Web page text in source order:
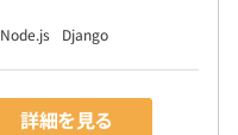
Node.js Django
詳細を見る